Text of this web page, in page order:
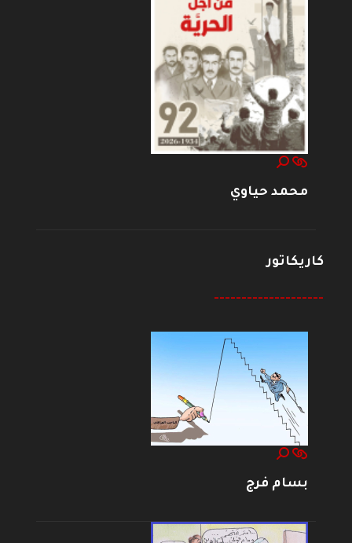
محمد حياوي
كاريكاتور
--------------------
بسام فرج